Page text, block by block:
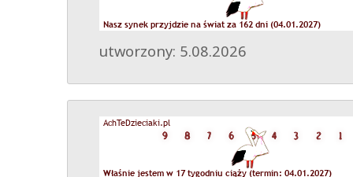
utworzony: 5.08.2026